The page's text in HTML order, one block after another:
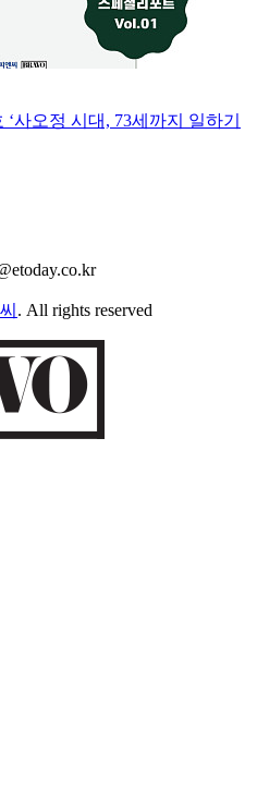
사오정 시대, 73세까지 일하기
. All rights reserved